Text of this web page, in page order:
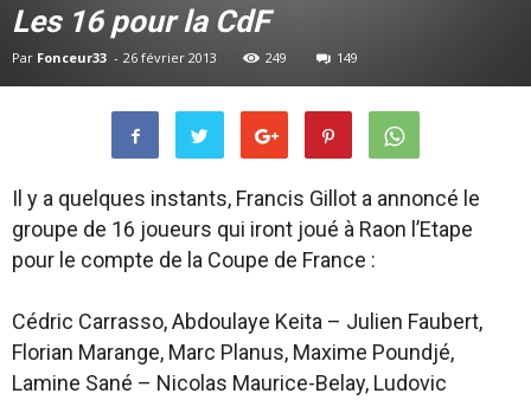
Les 16 pour la CdF
Par Fonceur33 - 26 février 2013 249 149
Il y a quelques instants, Francis Gillot a annoncé le
groupe de 16 joueurs qui iront joué à Raon l’Etape
pour le compte de la Coupe de France :
Cédric Carrasso, Abdoulaye Keita – Julien Faubert,
Florian Marange, Marc Planus, Maxime Poundjé,
Lamine Sané – Nicolas Maurice-Belay, Ludovic